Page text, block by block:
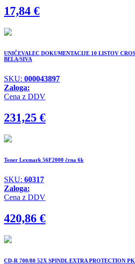
17,84 €
UNIČEVALEC DOKUMENTACIJE 10 LISTOV
BELA/SIVA
SKU: 000043897
Zaloga:
Cena z DDV
231,25 €
Toner Lexmark 56F2000 črna 6k
SKU: 60317
Zaloga:
Cena z DDV
420,86 €
CD-R 700/80 52X SPINDL EXTRA PROTECTION